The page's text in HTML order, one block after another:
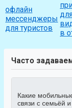
офлайн
мессенджеры
для туристов
в
Часто
Какие
связи с семьёй